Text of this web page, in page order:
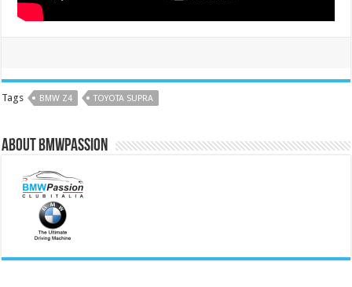
Tags BMW Z4 TOYOTA SUPRA
About BMWPassion